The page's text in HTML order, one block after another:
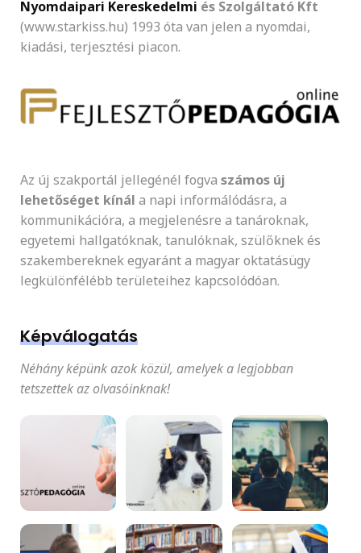
Nyomdaipari Kereskedelmi és Szolgáltató Kft
(www.starkiss.hu) 1993 óta van jelen a nyomdai,
kiadási, terjesztési piacon.
Az új szakportál jellegénél fogva számos új
lehetőséget kínál a napi informálódásra, a
kommunikációra, a megjelenésre a tanároknak,
egyetemi hallgatóknak, tanulóknak, szülőknek és
szakembereknek egyaránt a magyar oktatásügy
legkülönfélébb területeihez kapcsolódóan.
Képválogatás
Néhány képünk azok közül, amelyek a legjobban
tetszettek az olvasóinknak!